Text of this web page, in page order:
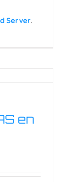
Server.
en la
en